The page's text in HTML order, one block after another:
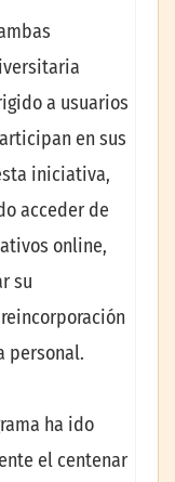
a usuarios
en sus
iniciativa,
acceder de
online,
su
personal.
ha ido
el centenar